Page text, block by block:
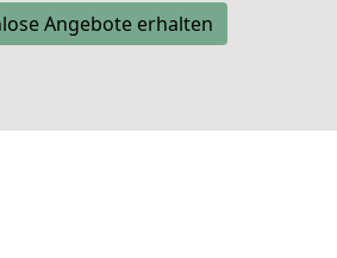
Angebote erhalten